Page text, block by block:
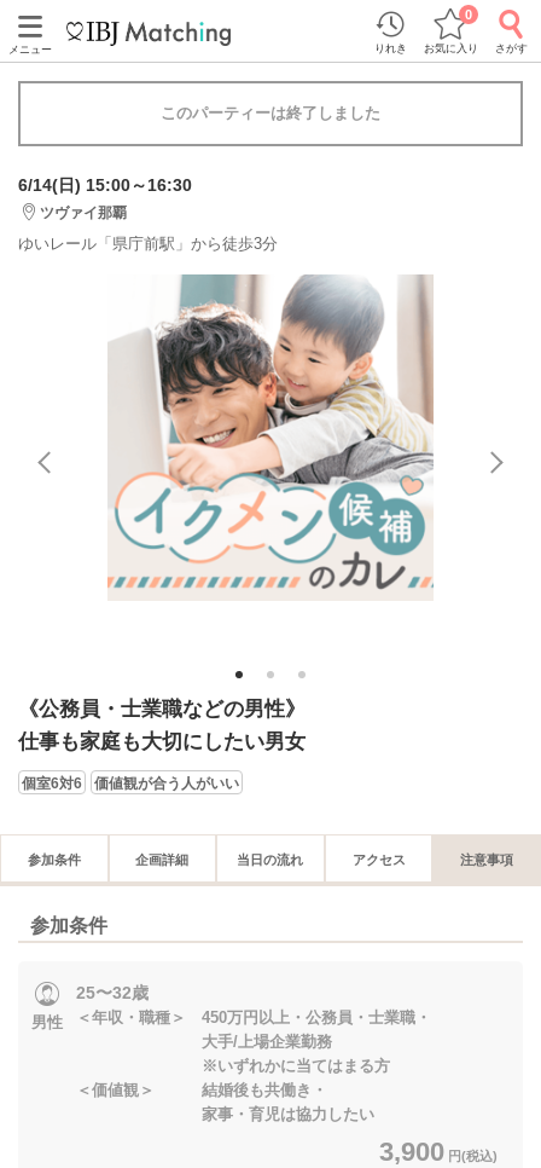
メニュー りれき お気に入り
0
さがす
このパーティーは終了しました
6/14(日) 15:00～16:30
ツヴァイ那覇
ゆいレール「県庁前駅」から徒歩3分
1 2 3
《公務員・士業職などの男性》
仕事も家庭も大切にしたい男女
個室6対6 価値観が合う人がいい
参加条件 企画詳細 当日の流れ アクセス 注意事項
参加条件
男性
25〜32歳
＜年収・職種＞ 450万円以上・公務員・士業職・
大手/上場企業勤務
※いずれかに当てはまる方
＜価値観＞ 結婚後も共働き・
家事・育児は協力したい
3,900 円(税込)